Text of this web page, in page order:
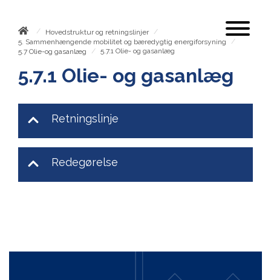
/ Hovedstruktur og retningslinjer
/
5. Sammenhængende mobilitet og bæredygtig energiforsyning
/
5.7 Olie-og gasanlæg
/ 5.7.1 Olie- og gasanlæg
5.7.1 Olie- og gasanlæg
Retningslinje
Redegørelse